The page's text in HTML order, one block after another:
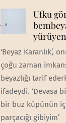
Ufku
‘Beyaz Karanlık’,
çoğu zaman
beyazlığı tarif
ifadeydi. ‘Devasa
bir buz küpünün
parçacığı gibiyim’